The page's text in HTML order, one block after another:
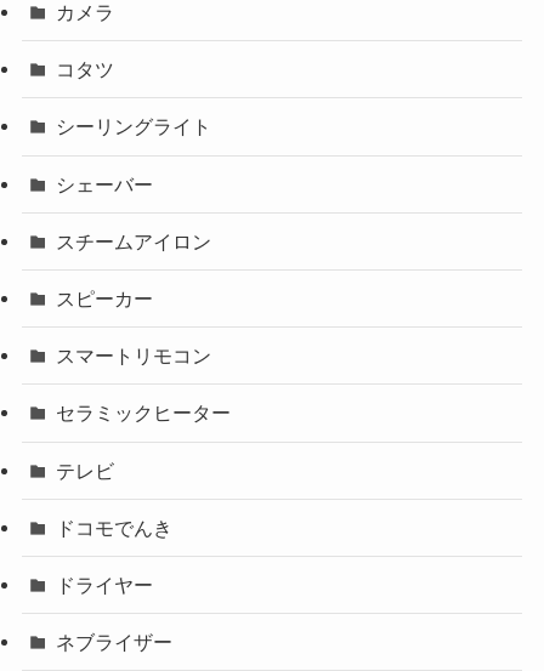
カメラ
コタツ
シーリングライト
シェーバー
スチームアイロン
スピーカー
スマートリモコン
セラミックヒーター
テレビ
ドコモでんき
ドライヤー
ネブライザー